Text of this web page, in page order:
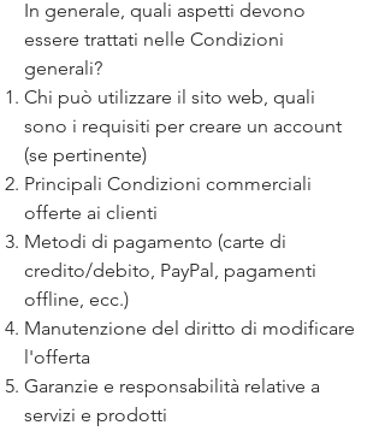
In generale, quali aspetti devono
essere trattati nelle Condizioni
generali?
Chi può utilizzare il sito web, quali
sono i requisiti per creare un account
(se pertinente)
Principali Condizioni commerciali
offerte ai clienti
Metodi di pagamento (carte di
credito/debito, PayPal, pagamenti
offline, ecc.)
Manutenzione del diritto di modificare
l'offerta
Garanzie e responsabilità relative a
servizi e prodotti